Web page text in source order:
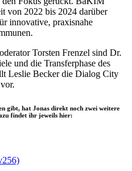
von 2022 bis 2024 darüber
innovative, praxisnahe
Torsten Frenzel sind Dr.
und die Transferphase des
Leslie Becker die Dialog City
gibt, hat Jonas direkt noch zwei weitere
findet ihr jeweils hier: